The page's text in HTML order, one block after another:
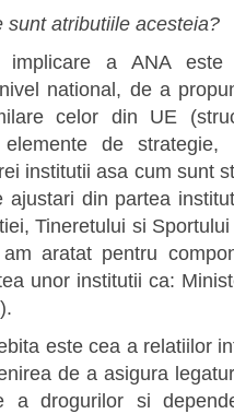
sunt atributiile acesteia?
implicare a ANA
national, de a
celor din UE
de strategie,
institutii asa cum sunt
din partea
Tineretului si
aratat pentru
unor institutii ca:
este cea a relatiilor
de a asigura
a drogurilor si